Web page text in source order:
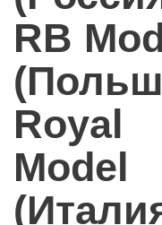
RB
Royal
Model